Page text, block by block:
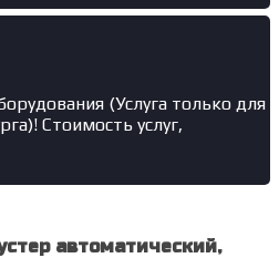
(Услуга только для
Стоимость услуг,
автоматический,